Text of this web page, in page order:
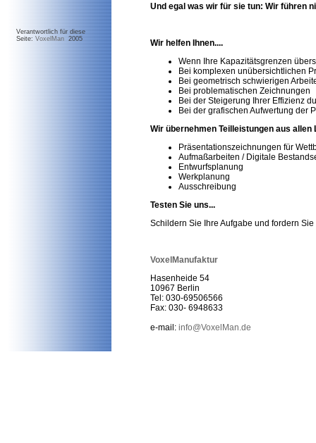
Verantwortlich für diese
Seite: VoxelMan2005
Und egal was wir für sie tun: Wir führen
Wir helfen Ihnen....
Wenn Ihre Kapazitätsgrenzen
Bei komplexen unübersichtlichen
Bei geometrisch schwierigen
Bei problematischen Zeichnungen
Bei der Steigerung Ihrer Effizienz
Bei der grafischen Aufwertung der
Wir übernehmen Teilleistungen aus
Präsentationszeichnungen für
Aufmaßarbeiten / Digitale
Entwurfsplanung
Werkplanung
Ausschreibung
Testen Sie uns...
Schildern Sie Ihre Aufgabe und fordern
VoxelManufaktur
Hasenheide 54
10967 Berlin
Tel: 030-69506566
Fax: 030- 6948633
e-mail: info@VoxelMan.de